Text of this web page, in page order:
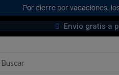
Por cierre por vacaciones,
Envío gratis a